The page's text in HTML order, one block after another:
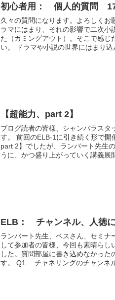
初心者用： 個人的質問
久々の質問になります。よろしくお
ラマにはまり、それの影響で二次小
た（カミングアウト）。そこで感じ
い。 ドラマや小説の世界にはまり
【超能力、part 2】
ブログ読者の皆様、シャンバラスタ
す。 前回のELB-1に引き続く形で開
part 2】でしたが、ランバート先生
うに、かつ盛り上がっていく講義展
ELB： チャンネル、人徳
ランバート先生、ベスさん、セミナ
して参加者の皆様、今回も素晴らし
した。質問部屋に書き込めなかった
す。 Q1. チャネリングのチャンネ